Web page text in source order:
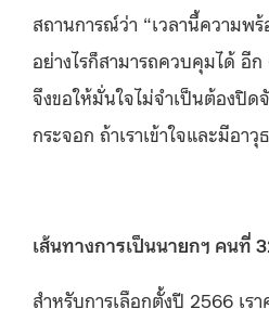
สถานการณ์ว่า “เวลานี้ความพร้
อย่างไรก็สามารถควบคุมได้ อี
จึงขอให้มั่นใจไม่จำเป็นต้องปิด
กระจอก ถ้าเราเข้าใจและมีอา
เส้นทางการเป็นนายกฯ คนที่
สำหรับการเลือกตั้งปี 2566 เร